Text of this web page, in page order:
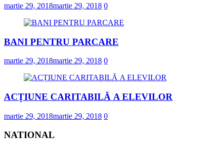
martie 29, 2018martie 29, 2018 0
BANI PENTRU PARCARE
martie 29, 2018martie 29, 2018 0
ACȚIUNE CARITABILĂ A ELEVILOR
martie 29, 2018martie 29, 2018 0
NATIONAL